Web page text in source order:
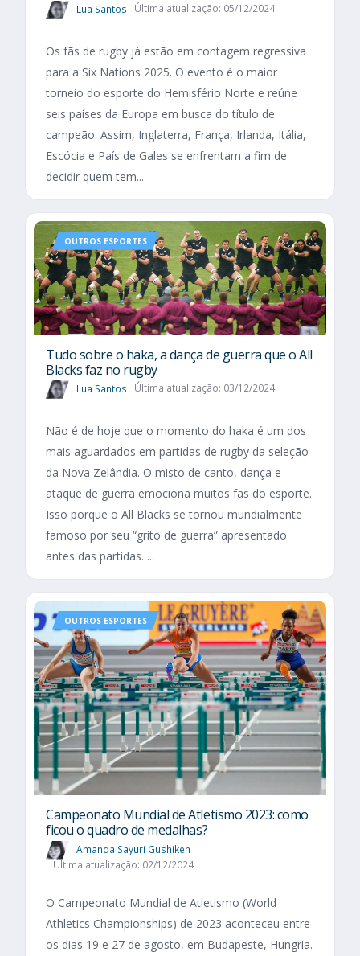
Lua Santos Última atualização: 05/12/2024
Os fãs de rugby já estão em contagem regressiva
para a Six Nations 2025. O evento é o maior
torneio do esporte do Hemisfério Norte e reúne
seis países da Europa em busca do título de
campeão. Assim, Inglaterra, França, Irlanda, Itália,
Escócia e País de Gales se enfrentam a fim de
decidir quem tem...
OUTROS ESPORTES
Tudo sobre o haka, a dança de guerra que o All
Blacks faz no rugby
Lua Santos Última atualização: 03/12/2024
Não é de hoje que o momento do haka é um dos
mais aguardados em partidas de rugby da seleção
da Nova Zelândia. O misto de canto, dança e
ataque de guerra emociona muitos fãs do esporte.
Isso porque o All Blacks se tornou mundialmente
famoso por seu “grito de guerra” apresentado
antes das partidas. ...
OUTROS ESPORTES
Campeonato Mundial de Atletismo 2023: como
ficou o quadro de medalhas?
Amanda Sayuri Gushiken
Última atualização: 02/12/2024
O Campeonato Mundial de Atletismo (World
Athletics Championships) de 2023 aconteceu entre
os dias 19 e 27 de agosto, em Budapeste, Hungria.